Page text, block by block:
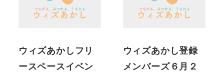
ウィズあかしフリ
ースペースイベン
ウィズあかし登録
メンバーズ６月２